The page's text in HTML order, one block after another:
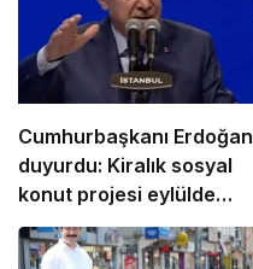
Cumhurbaşkanı Erdoğan
duyurdu: Kiralık sosyal
konut projesi eylülde
başlıyor